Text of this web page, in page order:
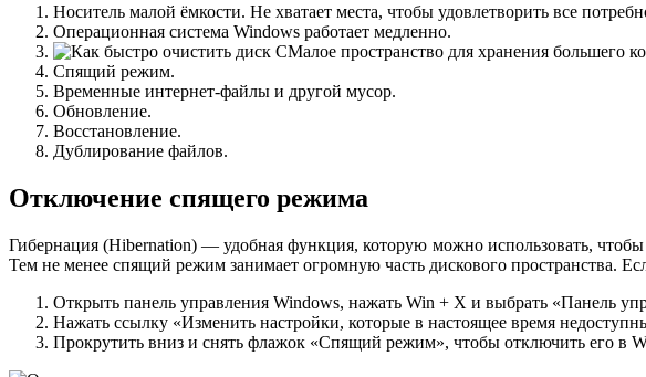
Носитель малой ёмкости. Не хватает места, чтобы удовлетворить все
Операционная система Windows работает медленно.
Малое пространство для хранения большего
Спящий режим.
Временные интернет-файлы и другой мусор.
Обновление.
Восстановление.
Дублирование файлов.
Отключение спящего режима
Гибернация (Hibernation) — удобная функция, которую можно использовать,
Тем не менее спящий режим занимает огромную часть дискового пространства.
Открыть панель управления Windows, нажать Win + X и выбрать «Панель
Нажать ссылку «Изменить настройки, которые в настоящее время
Прокрутить вниз и снять флажок «Спящий режим», чтобы отключить его в